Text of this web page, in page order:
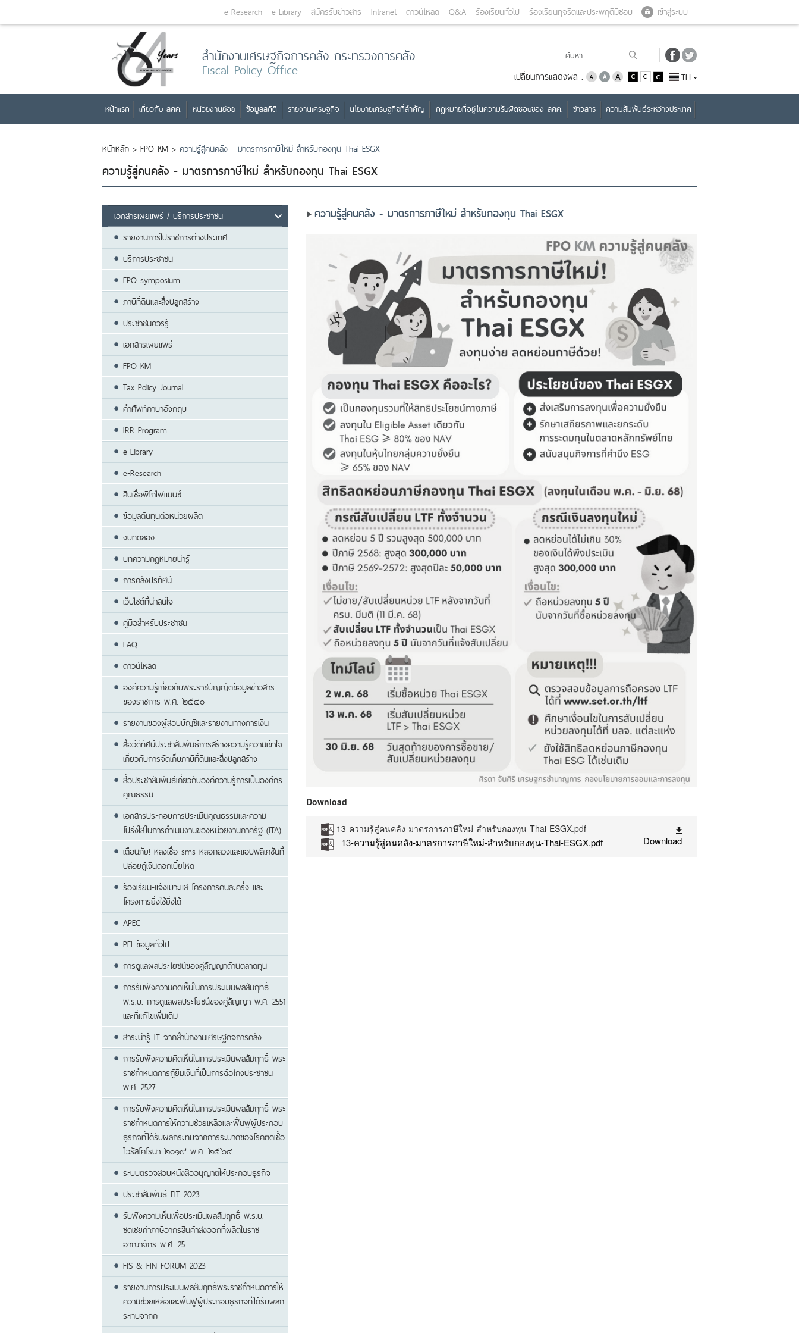
เข้าสู่ระบบ
e-Research e-Library สมัครรับข่าวสาร Intranet ดาวน์โหลด Q&A ร้องเรียนทั่วไป ร้องเรียนทุจริตและประพฤติมิชอบ
สำนักงานเศรษฐกิจการคลัง กระทรวงการคลัง
Fiscal Policy Office เปลี่ยนการแสดงผล : TH
หน้าแรก เกี่ยวกับ สศค. หน่วยงานย่อย ข้อมูลสถิติ รายงานเศรษฐกิจ นโยบายเศรษฐกิจที่สำคัญ กฎหมายที่อยู่ในความรับผิดชอบของ สศค. ข่าวสาร ความสัมพันธ์ระหว่างประเทศ
หน้าหลัก > FPO KM > ความรู้สู่คนคลัง - มาตรการภาษีใหม่ สำหรับกองทุน Thai ESGX
ความรู้สู่คนคลัง - มาตรการภาษีใหม่ สำหรับกองทุน Thai ESGX
เอกสารเผยแพร่ / บริการประชาชน
รายงานการไปราชการต่างประเทศ
บริการประชาชน
FPO symposium
ภาษีที่ดินและสิ่งปลูกสร้าง
ประชาชนควรรู้
เอกสารเผยแพร่
FPO KM
Tax Policy Journal
คำศัพท์ภาษาอังกฤษ
IRR Program
e-Library
e-Research
สินเชื่อพิโกไฟแนนซ์
ข้อมูลต้นทุนต่อหน่วยผลิต
งบทดลอง
บทความกฎหมายน่ารู้
การคลังปริทัศน์
เว็บไซต์ที่น่าสนใจ
คู่มือสำหรับประชาชน
FAQ
ดาวน์โหลด
องค์ความรู้เกี่ยวกับพระราชบัญญัติข้อมูลข่าวสาร
ของราชการ พ.ศ. ๒๕๔๐
รายงานของผู้สอบบัญชีและรายงานทางการเงิน
สื่อวีดีทัศน์ประชาสัมพันธ์การสร้างความรู้ความเข้าใจ
เกี่ยวกับการจัดเก็บภาษีที่ดินและสิ่งปลูกสร้าง
สื่อประชาสัมพันธ์เกี่ยวกับองค์ความรู้การเป็นองค์กร
คุณธรรม
เอกสารประกอบการประเมินคุณธรรมและความ
โปร่งใสในการดำเนินงานของหน่วยงานภาครัฐ (ITA)
เตือนภัย! หลงเชื่อ sms หลอกลวงและแอปพลิเคชันที่
ปล่อยกู้เงินดอกเบี้ยโหด
ร้องเรียน-แจ้งเบาะแส โครงการคนละครึ่ง และ
โครงการยิ่งใช้ยิ่งได้
APEC
PFI ข้อมูลทั่วไป
การดูแลผลประโยชน์ของคู่สัญญาด้านตลาดทุน
การรับฟังความคิดเห็นในการประเมินผลสัมฤทธิ์
พ.ร.บ. การดูแลผลประโยชน์ของคู่สัญญา พ.ศ. 2551
และที่แก้ไขเพิ่มเติม
สาระน่ารู้ IT จากสำนักงานเศรษฐกิจการคลัง
การรับฟังความคิดเห็นในการประเมินผลสัมฤทธิ์ พระ
ราชกำหนดการกู้ยืมเงินที่เป็นการฉ้อโกงประชาชน
พ.ศ. 2527
การรับฟังความคิดเห็นในการประเมินผลสัมฤทธิ์ พระ
ราชกำหนดการให้ความช่วยเหลือและฟื้นฟูผู้ประกอบ
ธุรกิจที่ได้รับผลกระทบจากการระบาดของโรคติดเชื้อ
ไวรัสโคโรนา ๒๐๑๙ พ.ศ. ๒๕๖๔
ระบบตรวจสอบหนังสืออนุญาตให้ประกอบธุรกิจ
ประชาสัมพันธ์ EIT 2023
รับฟังความเห็นเพื่อประเมินผลสัมฤทธิ์ พ.ร.บ.
ชดเชยค่าภาษีอากรสินค้าส่งออกที่ผลิตในราช
อาณาจักร พ.ศ. 25
FIS & FIN FORUM 2023
รายงานการประเมินผลสัมฤทธิ์พระราชกำหนดการให้
ความช่วยเหลือและฟื้นฟูผู้ประกอบธุรกิจที่ได้รับผลก
ระทบจากก
ความรู้สู่คนคลัง - มาตรการภาษีใหม่ สำหรับกองทุน Thai ESGX
Download
13-ความรู้สู่คนคลัง-มาตรการภาษีใหม่-สำหรับกองทุน-Thai-ESGX.pdf
13-ความรู้สู่คนคลัง-มาตรการภาษีใหม่-สำหรับกองทุน-Thai-ESGX.pdf Download